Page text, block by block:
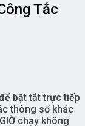
Tắc
bật tắt trực tiếp
thông số khác
chạy không